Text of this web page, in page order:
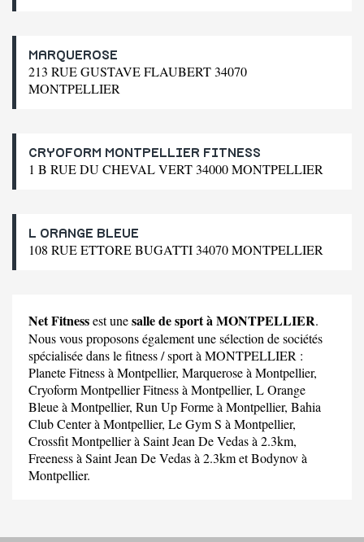
MARQUEROSE
213 RUE GUSTAVE FLAUBERT 34070
MONTPELLIER
CRYOFORM MONTPELLIER FITNESS
1 B RUE DU CHEVAL VERT 34000 MONTPELLIER
L ORANGE BLEUE
108 RUE ETTORE BUGATTI 34070 MONTPELLIER
Net Fitnessest unesalle de sport à MONTPELLIER.
Nous vous proposons également une sélection de sociétés
spécialisée dans le fitness / sport à MONTPELLIER :
Planete Fitnessà Montpellier, Marqueroseà Montpellier,
Cryoform Montpellier Fitnessà Montpellier, L Orange
Bleueà Montpellier, Run Up Formeà Montpellier, Bahia
Club Centerà Montpellier, Le Gym S à Montpellier,
Crossfit Montpellierà Saint Jean De Vedas à 2.3km,
Freenessà Saint Jean De Vedas à 2.3km etBodynovà
Montpellier.